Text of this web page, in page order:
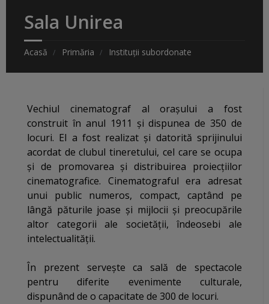
Sala Unirea
Acasă Primăria Instituții subordonate
Vechiul cinematograf al oraşului a fost
construit în anul 1911 şi dispunea de 350 de
locuri. El a fost realizat şi datorită sprijinului
acordat de clubul tineretului, cel care se ocupa
şi de promovarea şi distribuirea proiecţiilor
cinematografice. Cinematograful era adresat
unui public numeros, compact, captând pe
lângă păturile joase și mijlocii și preocupările
altor categorii ale societății, îndeosebi ale
intelectualității.
În prezent servește ca sală de spectacole
pentru diferite evenimente culturale,
dispunând de o capacitate de 300 de locuri.